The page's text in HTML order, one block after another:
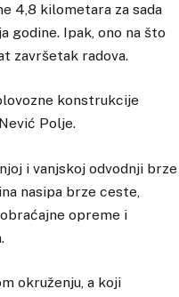
4,8 kilometara za sada
godine. Ipak, ono na što
završetak radova.
konstrukcije
Polje.
i vanjskoj odvodnji brze
nasipa brze ceste,
opreme i
okruženju, a koji